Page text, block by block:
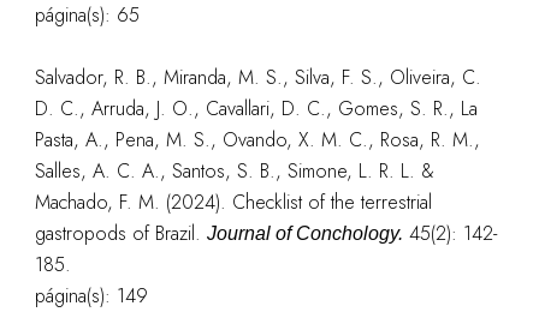
página(s): 65
Salvador, R. B., Miranda, M. S., Silva, F. S., Oliveira, C.
D. C., Arruda, J. O., Cavallari, D. C., Gomes, S. R., La
Pasta, A., Pena, M. S., Ovando, X. M. C., Rosa, R. M.,
Salles, A. C. A., Santos, S. B., Simone, L. R. L. &
Machado, F. M. (2024). Checklist of the terrestrial
gastropods of Brazil. Journal of Conchology. 45(2): 142-
185.
página(s): 149